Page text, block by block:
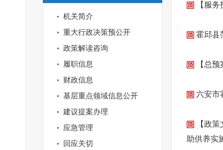
机关简介
重大行政决策预公开
政策解读咨询
履职信息
财政信息
基层重点领域信息公开
建议提案办理
应急管理
回应关切
【服
霍邱县
【总
六安市
【政
助供养实